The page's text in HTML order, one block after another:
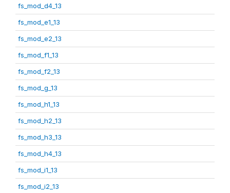
fs_mod_d4_13
fs_mod_e1_13
fs_mod_e2_13
fs_mod_f1_13
fs_mod_f2_13
fs_mod_g_13
fs_mod_h1_13
fs_mod_h2_13
fs_mod_h3_13
fs_mod_h4_13
fs_mod_i1_13
fs_mod_i2_13